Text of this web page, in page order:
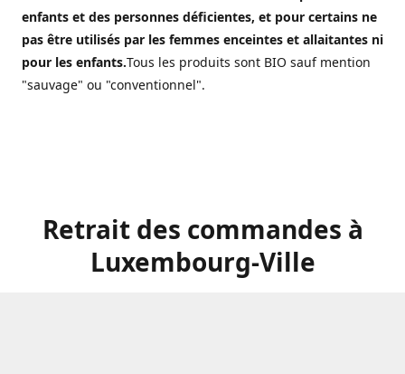
enfants et des personnes déficientes, et pour certains ne
pas être utilisés par les femmes enceintes et allaitantes ni
pour les enfants.Tous les produits sont BIO sauf mention
"sauvage" ou "conventionnel".
Retrait des commandes à
Luxembourg-Ville